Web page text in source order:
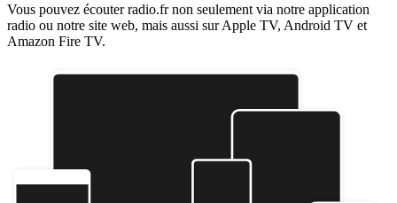
Vous pouvez écouter radio.fr non seulement via notre application
radio ou notre site web, mais aussi sur Apple TV, Android TV et
Amazon Fire TV.